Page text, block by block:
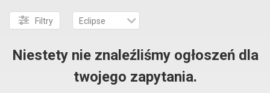
Filtry Eclipse
Niestety nie znaleźliśmy ogłoszeń dla
twojego zapytania.